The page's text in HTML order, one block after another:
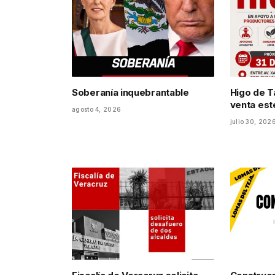
Soberanía inquebrantable
agosto 4, 2026
Higo de
venta
julio 30,